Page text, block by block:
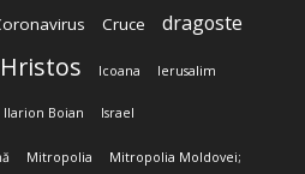
Cruce dragoste
Hristos Icoana Ierusalim
Ilarion Boian Israel
Mitropolia Mitropolia Moldovei;